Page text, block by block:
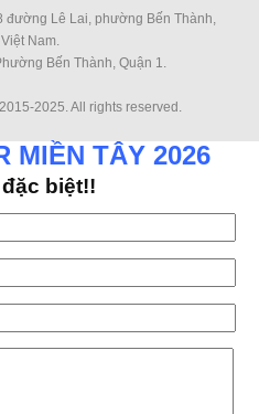
đường Lê Lai, phường Bến Thành,
Nam.
Bến Thành, Quận 1.
2015-2025. All rights reserved.
MIỀN TÂY 2026
biệt!!